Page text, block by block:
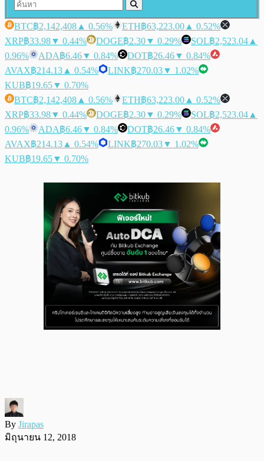
BTC฿2,142,408 ▲ 0.56% ETH฿63,223.00 ▲ 0.52%
XRP฿33.98▼ 0.44% DOGE฿2.30▼ 0.29% SOL฿2,523.04 ▲
0.96%
ADA฿6.46▼ 0.84% DOT฿26.46▼ 0.84%
AVAX฿214.13 ▲ 0.54% LINK฿270.03▼ 1.02%
KUB฿19.65▼ 0.70%
BTC฿2,142,408 ▲ 0.56% ETH฿63,223.00 ▲ 0.52%
XRP฿33.98▼ 0.44% DOGE฿2.30▼ 0.29% SOL฿2,523.04 ▲
0.96%
ADA฿6.46▼ 0.84% DOT฿26.46▼ 0.84%
AVAX฿214.13 ▲ 0.54% LINK฿270.03▼ 1.02%
KUB฿19.65▼ 0.70%
By Jirapas
มิถุนายน 12, 2018